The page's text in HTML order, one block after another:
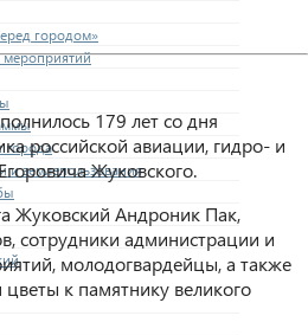
городом»
города
и землепользования
179 лет со дня
российской авиации, гидро- и
Жуковского.
Жуковский Андроник Пак,
сотрудники администрации и
молодогвардейцы, а также
к памятнику великого